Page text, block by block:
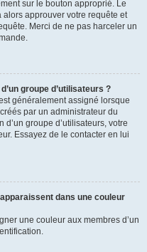
sur le bouton approprié. Le
approuver votre requête et
Merci de ne pas harceler un
groupe d’utilisateurs ?
généralement assigné lorsque
par un administrateur du
groupe d’utilisateurs, votre
Essayez de le contacter en lui
dans une couleur
une couleur aux membres d’un